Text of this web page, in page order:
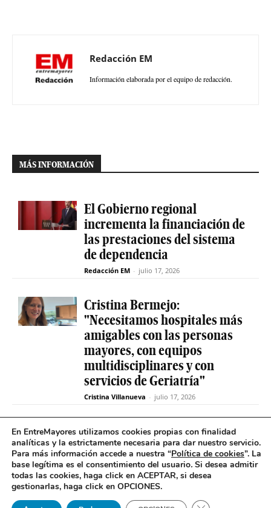
Redacción EM
Información elaborada por el equipo de redacción.
MÁS INFORMACIÓN
El Gobierno regional
incrementa la financiación de
las prestaciones del sistema
de dependencia
Redacción EM - julio 17, 2026
Cristina Bermejo:
"Necesitamos hospitales más
amigables con las personas
mayores, con equipos
multidisciplinares y con
servicios de Geriatría"
Cristina Villanueva - julio 17, 2026
Convive abre el plazo de
inscripción para estudiantes
y celebra 30 años uniendo a
jóvenes y mayores en Madrid
Redacción EM - julio 17, 2026
En EntreMayores utilizamos cookies propias con finalidad
analíticas y la estrictamente necesaria para dar nuestro servicio.
Para más información accede a nuestra “Política de cookies”. La
base legítima es el consentimiento del usuario. Si desea admitir
todas las cookies, haga click en ACEPTAR, si desea
gestionarlas, haga click en OPCIONES.